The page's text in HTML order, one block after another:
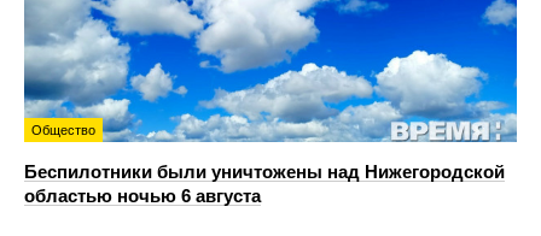
Общество
Беспилотники были уничтожены над Нижегородской
областью ночью 6 августа